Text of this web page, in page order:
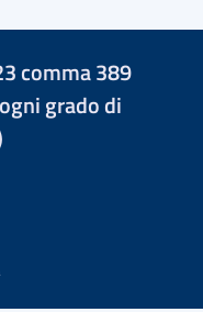
comma 389
grado di